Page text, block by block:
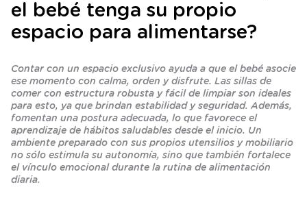
el bebé tenga su propio
espacio para alimentarse?
Contar con un espacio exclusivo ayuda a que el bebé asocie
ese momento con calma, orden y disfrute. Las sillas de
comer con estructura robusta y fácil de limpiar son ideales
para esto, ya que brindan estabilidad y seguridad. Además,
fomentan una postura adecuada, lo que favorece el
aprendizaje de hábitos saludables desde el inicio. Un
ambiente preparado con sus propios utensilios y mobiliario
no sólo estimula su autonomía, sino que también fortalece
el vínculo emocional durante la rutina de alimentación
diaria.